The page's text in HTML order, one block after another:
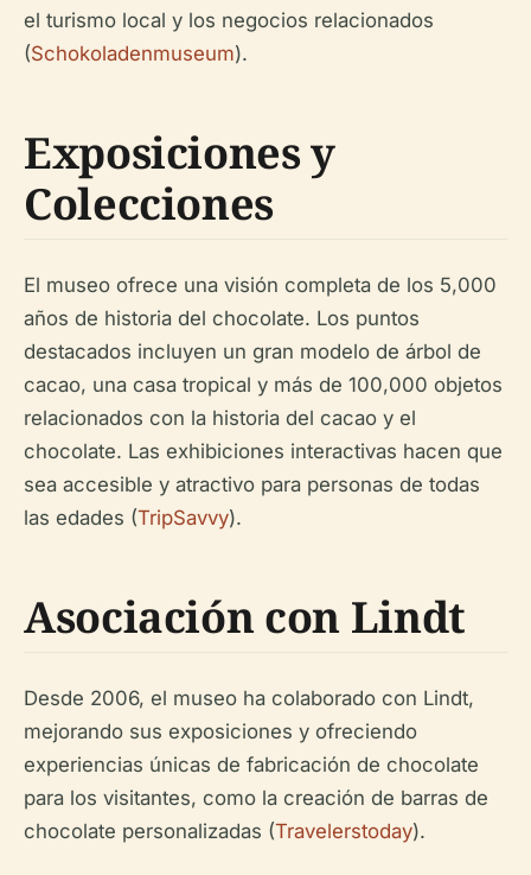
el turismo local y los negocios relacionados
(Schokoladenmuseum).
Exposiciones y
Colecciones
El museo ofrece una visión completa de los 5,000
años de historia del chocolate. Los puntos
destacados incluyen un gran modelo de árbol de
cacao, una casa tropical y más de 100,000 objetos
relacionados con la historia del cacao y el
chocolate. Las exhibiciones interactivas hacen que
sea accesible y atractivo para personas de todas
las edades (TripSavvy).
Asociación con Lindt
Desde 2006, el museo ha colaborado con Lindt,
mejorando sus exposiciones y ofreciendo
experiencias únicas de fabricación de chocolate
para los visitantes, como la creación de barras de
chocolate personalizadas (Travelerstoday).